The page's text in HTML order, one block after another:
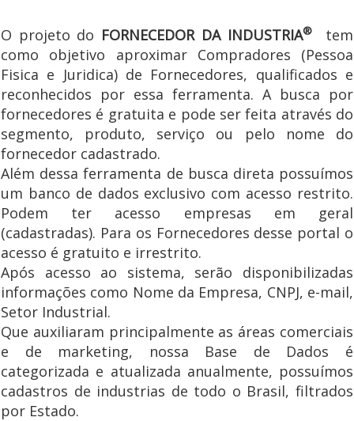
O projeto do FORNECEDOR DA INDUSTRIA®tem
como objetivo aproximar Compradores (Pessoa
Fisica e Juridica) de Fornecedores, qualificados e
reconhecidos por essa ferramenta. A busca por
fornecedores é gratuita e pode ser feita através do
segmento, produto, serviço ou pelo nome do
fornecedor cadastrado.
Além dessa ferramenta de busca direta possuímos
um banco de dados exclusivo com acesso restrito.
Podem ter acesso empresas em geral
(cadastradas). Para os Fornecedores desse portal o
acesso é gratuito e irrestrito.
Após acesso ao sistema, serão disponibilizadas
informações como Nome da Empresa, CNPJ, e-mail,
Setor Industrial.
Que auxiliaram principalmente as áreas comerciais
e de marketing, nossa Base de Dados é
categorizada e atualizada anualmente, possuímos
cadastros de industrias de todo o Brasil, filtrados
por Estado.